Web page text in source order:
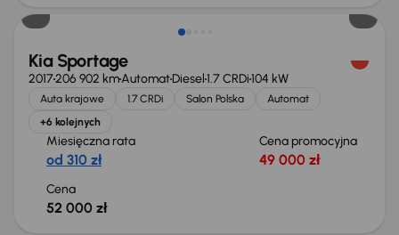
Kia Sportage
2017206 902 kmAutomatDiesel1.7 CRDi104 kW
Auta krajowe 1.7 CRDi Salon Polska
Automat
+6 kolejnych
Miesięczna rata
od 310 zł
Cena promocyjna
49 000 zł
Cena
52 000 zł
Taniej o 1 000 zł